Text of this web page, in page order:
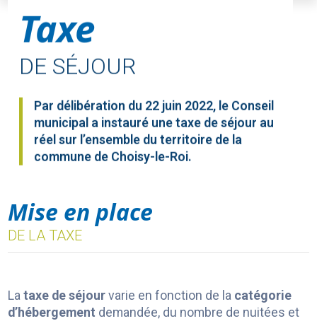
Taxe
DE SÉJOUR
Par délibération du 22 juin 2022, le Conseil
municipal a instauré une taxe de séjour au
réel sur l’ensemble du territoire de la
commune de Choisy-le-Roi.
Mise en place
DE LA TAXE
Lataxe de séjourvarie en fonction de la catégorie
d’hébergement demandée, du nombre de nuitées et